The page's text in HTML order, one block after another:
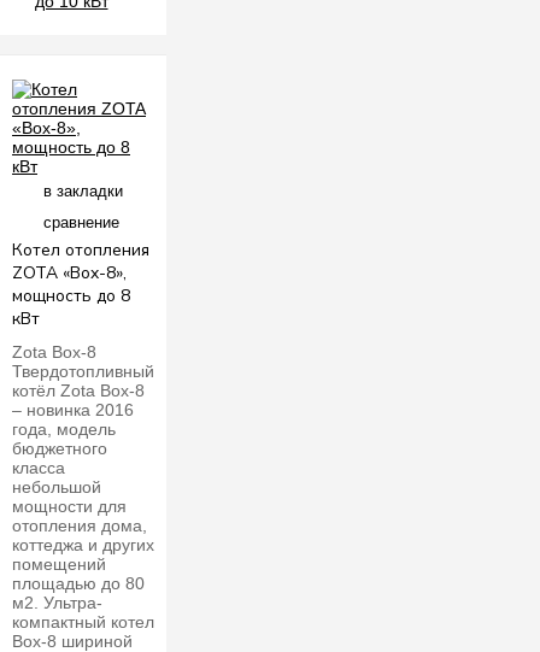
в закладки
сравнение
Котел отопления
ZOTA «Box-8»,
мощность до 8
кВт
Zota Box-8
Твердотопливный
котёл Zota Box-8
– новинка 2016
года, модель
бюджетного
класса
небольшой
мощности для
отопления дома,
коттеджа и других
помещений
площадью до 80
м2. Ультра-
компактный котел
Box-8 шириной